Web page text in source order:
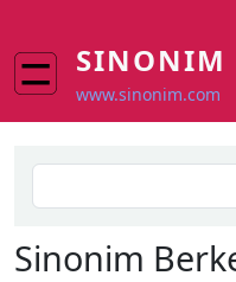
SINONIM
www.sinonim.com
Sinonim